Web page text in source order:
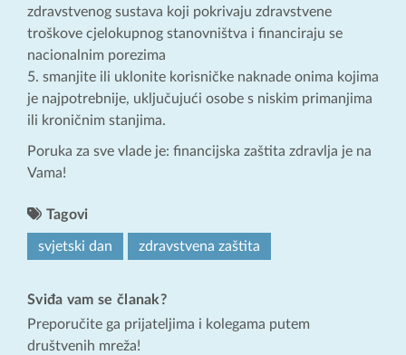
zdravstvenog sustava koji pokrivaju zdravstvene
troškove cjelokupnog stanovništva i financiraju se
nacionalnim porezima
smanjite ili uklonite korisničke naknade onima kojima
je najpotrebnije, uključujući osobe s niskim primanjima
ili kroničnim stanjima.
Poruka za sve vlade je: financijska zaštita zdravlja je na
Vama!
Tagovi
svjetski dan zdravstvena zaštita
Sviđa vam se članak?
Preporučite ga prijateljima i kolegama putem
društvenih mreža!